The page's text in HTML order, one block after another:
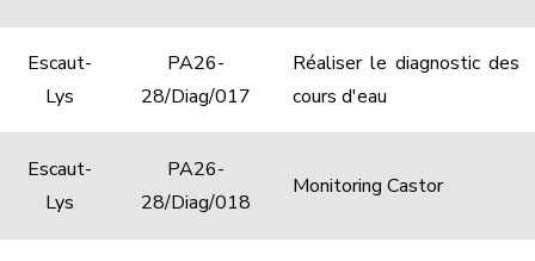
Escaut-
Lys
PA26-
28/Diag/017
Réaliser le diagnostic des
cours d'eau
Escaut-
Lys
PA26-
28/Diag/018
Monitoring Castor